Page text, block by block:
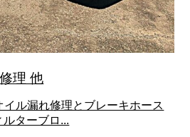
理 他
ル漏れ修理とブレーキホース
ターブロ...